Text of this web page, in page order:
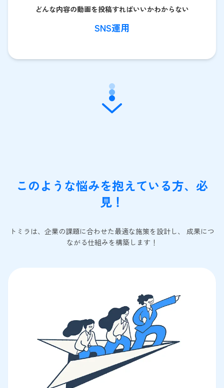
どんな内容の動画を投稿すればいいかわからない
SNS運用
このような悩みを抱えている方、必
見！
トミラは、企業の課題に合わせた最適な施策を設計し、 成果につ
ながる仕組みを構築します！